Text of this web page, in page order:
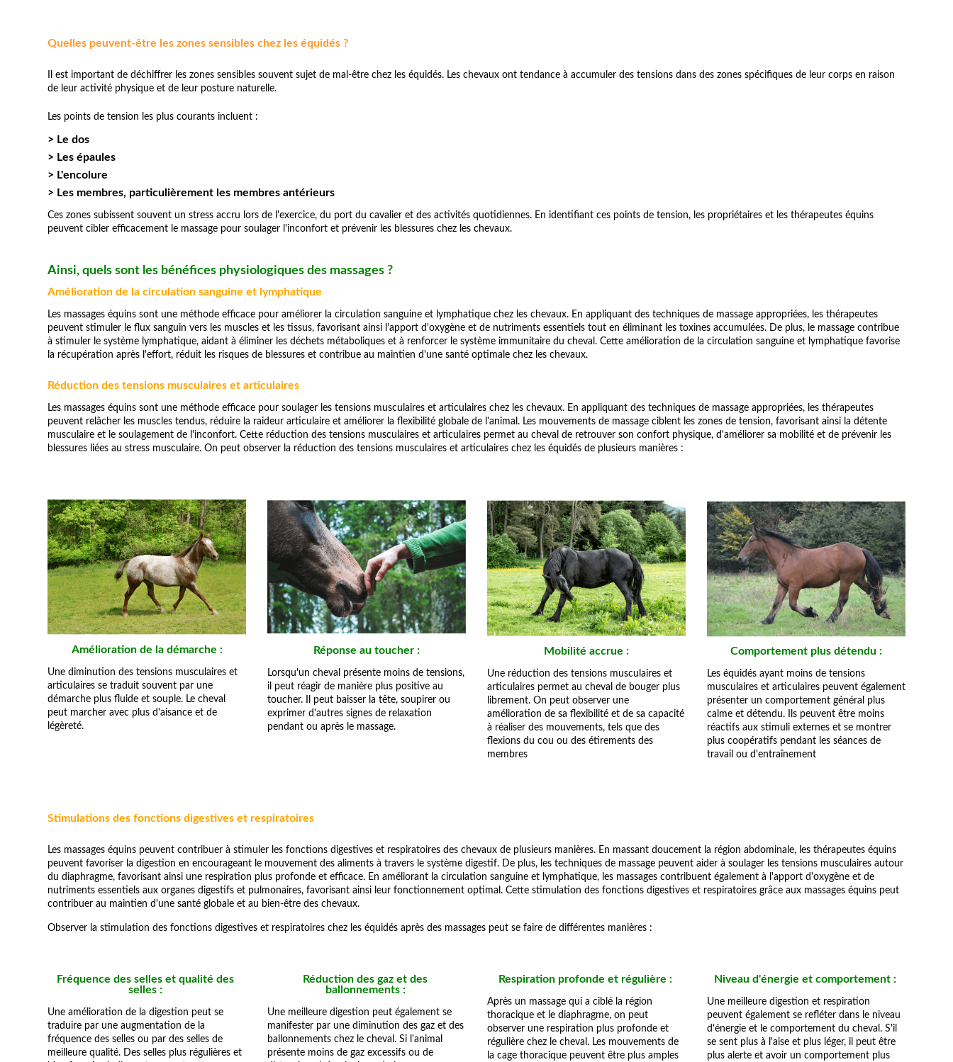
Quelles peuvent-être les zones sensibles chez les équidés ?
Il est important de déchiffrer les zones sensibles souvent sujet de mal-être chez les équidés. Les chevaux ont tendance à accumuler des tensions dans des zones spécifiques de leur corps en raison
de leur activité physique et de leur posture naturelle.
Les points de tension les plus courants incluent :
> Le dos
> Les épaules
> L'encolure
> Les membres, particulièrement les membres antérieurs
Ces zones subissent souvent un stress accru lors de l'exercice, du port du cavalier et des activités quotidiennes. En identifiant ces points de tension, les propriétaires et les thérapeutes équins
peuvent cibler efficacement le massage pour soulager l'inconfort et prévenir les blessures chez les chevaux.
Ainsi, quels sont les bénéfices physiologiques des massages ?
Amélioration de la circulation sanguine et lymphatique
Les massages équins sont une méthode efficace pour améliorer la circulation sanguine et lymphatique chez les chevaux. En appliquant des techniques de massage appropriées, les thérapeutes
peuvent stimuler le flux sanguin vers les muscles et les tissus, favorisant ainsi l'apport d'oxygène et de nutriments essentiels tout en éliminant les toxines accumulées. De plus, le massage contribue
à stimuler le système lymphatique, aidant à éliminer les déchets métaboliques et à renforcer le système immunitaire du cheval. Cette amélioration de la circulation sanguine et lymphatique favorise
la récupération après l'effort, réduit les risques de blessures et contribue au maintien d'une santé optimale chez les chevaux.
Réduction des tensions musculaires et articulaires
Les massages équins sont une méthode efficace pour soulager les tensions musculaires et articulaires chez les chevaux. En appliquant des techniques de massage appropriées, les thérapeutes
peuvent relâcher les muscles tendus, réduire la raideur articulaire et améliorer la flexibilité globale de l'animal. Les mouvements de massage ciblent les zones de tension, favorisant ainsi la détente
musculaire et le soulagement de l'inconfort. Cette réduction des tensions musculaires et articulaires permet au cheval de retrouver son confort physique, d'améliorer sa mobilité et de prévenir les
blessures liées au stress musculaire. On peut observer la réduction des tensions musculaires et articulaires chez les équidés de plusieurs manières :
Amélioration de la démarche :
Une diminution des tensions musculaires et
articulaires se traduit souvent par une
démarche plus fluide et souple. Le cheval
peut marcher avec plus d'aisance et de
légèreté.
Réponse au toucher :
Lorsqu'un cheval présente moins de tensions,
il peut réagir de manière plus positive au
toucher. Il peut baisser la tête, soupirer ou
exprimer d'autres signes de relaxation
pendant ou après le massage.
Mobilité accrue :
Une réduction des tensions musculaires et
articulaires permet au cheval de bouger plus
librement. On peut observer une
amélioration de sa flexibilité et de sa capacité
à réaliser des mouvements, tels que des
flexions du cou ou des étirements des
membres
Comportement plus détendu :
Les équidés ayant moins de tensions
musculaires et articulaires peuvent également
présenter un comportement général plus
calme et détendu. Ils peuvent être moins
réactifs aux stimuli externes et se montrer
plus coopératifs pendant les séances de
travail ou d'entraînement
Stimulations des fonctions digestives et respiratoires
Les massages équins peuvent contribuer à stimuler les fonctions digestives et respiratoires des chevaux de plusieurs manières. En massant doucement la région abdominale, les thérapeutes équins
peuvent favoriser la digestion en encourageant le mouvement des aliments à travers le système digestif. De plus, les techniques de massage peuvent aider à soulager les tensions musculaires autour
du diaphragme, favorisant ainsi une respiration plus profonde et efficace. En améliorant la circulation sanguine et lymphatique, les massages contribuent également à l'apport d'oxygène et de
nutriments essentiels aux organes digestifs et pulmonaires, favorisant ainsi leur fonctionnement optimal. Cette stimulation des fonctions digestives et respiratoires grâce aux massages équins peut
contribuer au maintien d'une santé globale et au bien-être des chevaux.
Observer la stimulation des fonctions digestives et respiratoires chez les équidés après des massages peut se faire de différentes manières :
Fréquence des selles et qualité des
selles :
Une amélioration de la digestion peut se
traduire par une augmentation de la
fréquence des selles ou par des selles de
meilleure qualité. Des selles plus régulières et
Réduction des gaz et des
ballonnements :
Une meilleure digestion peut également se
manifester par une diminution des gaz et des
ballonnements chez le cheval. Si l'animal
présente moins de gaz excessifs ou de
Respiration profonde et régulière :
Après un massage qui a ciblé la région
thoracique et le diaphragme, on peut
observer une respiration plus profonde et
régulière chez le cheval. Les mouvements de
la cage thoracique peuvent être plus amples
Niveau d'énergie et comportement :
Une meilleure digestion et respiration
peuvent également se refléter dans le niveau
d'énergie et le comportement du cheval. S'il
se sent plus à l'aise et plus léger, il peut être
plus alerte et avoir un comportement plus